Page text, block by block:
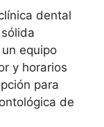
dental
equipo
y horarios
para
de